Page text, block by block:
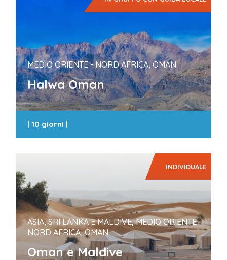
MEDIO ORIENTE - NORD AFRICA, OMAN
Halwa Oman
|10 giorni |
INDIVIDUALE
ASIA, SRI LANKA E MALDIVE, MEDIO ORIENTE -
NORD AFRICA, OMAN
Oman e Maldive